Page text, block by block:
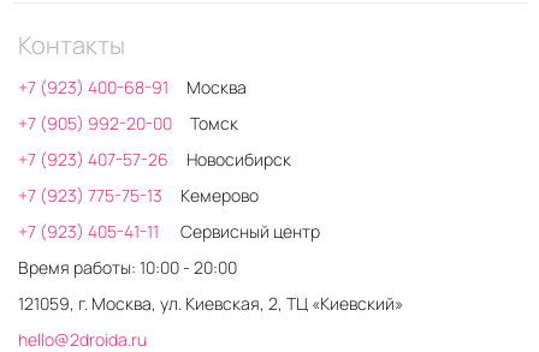
Контакты
+7 (923) 400-68-91
Москва
+7 (905) 992-20-00
Томск
+7 (923) 407-57-26
Новосибирск
+7 (923) 775-75-13
Кемерово
+7 (923) 405-41-11
Сервисный центр
Время работы: 10:00 - 20:00
121059, г. Москва, ул. Киевская, 2, ТЦ «Киевский»
hello@2droida.ru